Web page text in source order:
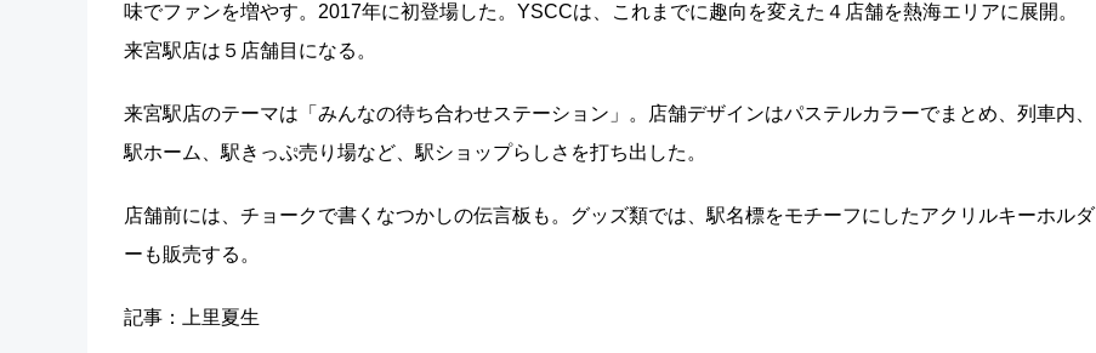
味でファンを増やす。2017年に初登場した。YSCCは、これまでに趣向を変えた４店舗を熱海エリアに展開。
来宮駅店は５店舗目になる。
来宮駅店のテーマは「みんなの待ち合わせステーション」。店舗デザインはパステルカラーでまとめ、列車内、
駅ホーム、駅きっぷ売り場など、駅ショップらしさを打ち出した。
店舗前には、チョークで書くなつかしの伝言板も。グッズ類では、駅名標をモチーフにしたアクリルキーホルダ
ーも販売する。
記事：上里夏生